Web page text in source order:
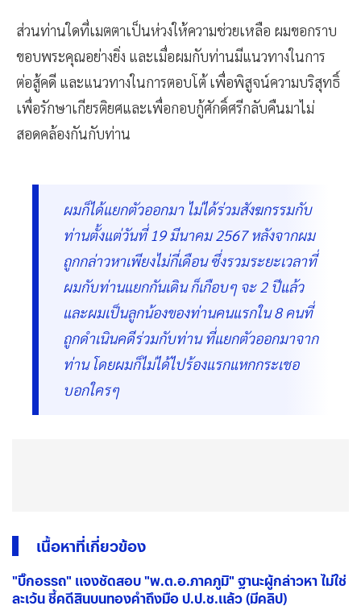
ส่วนท่านใดที่เมตตาเป็นห่วงให้ความช่วยเหลือ ผมขอกราบ
ขอบพระคุณอย่างยิ่ง และเมื่อผมกับท่านมีแนวทางในการ
ต่อสู้คดี และแนวทางในการตอบโต้ เพื่อพิสูจน์ความบริสุทธิ์
เพื่อรักษาเกียรติยศและเพื่อกอบกู้ศักดิ์ศรีกลับคืนมาไม่
สอดคล้องกันกับท่าน
ผมก็ได้แยกตัวออกมา ไม่ได้ร่วมสังฆกรรมกับ
ท่านตั้งแต่วันที่ 19 มีนาคม 2567 หลังจากผม
ถูกกล่าวหาเพียงไม่กี่เดือน ซึ่งรวมระยะเวลาที่
ผมกับท่านแยกกันเดิน ก็เกือบๆ จะ 2 ปีแล้ว
และผมเป็นลูกน้องของท่านคนแรกใน 8 คนที่
ถูกดำเนินคดีร่วมกับท่าน ที่แยกตัวออกมาจาก
ท่าน โดยผมก็ไม่ได้ไปร้องแรกแหกกระเชอ
บอกใครๆ
เนื้อหาที่เกี่ยวข้อง
"บิ๊กอรรถ​" แจงชัดสอบ "พ.ต.อ.ภาคภูมิ" ฐานะผู้กล่าวหา ไม่ใช่
ละเว้น ชี้คดีสินบนทองคำถึงมือ ป.ป.ช.แล้ว (มีคลิป)